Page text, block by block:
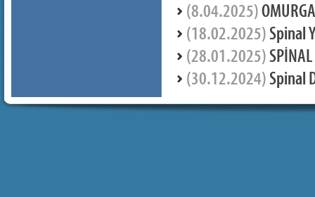
(8.04.2025)
(18.02.2025)Spinal
(28.01.2025)
(30.12.2024)Spinal